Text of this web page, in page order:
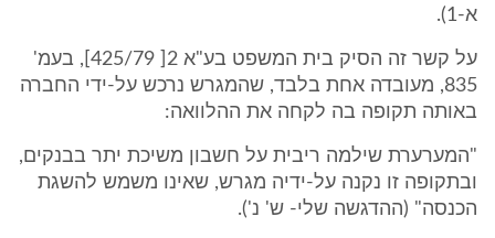
א-1).
על קשר זה הסיק בית המשפט בע"א 2[ 425/79], בעמ'
835, מעובדה אחת בלבד, שהמגרש נרכש על-ידי החברה
באותה תקופה בה לקחה את ההלוואה:
"המערערת שילמה ריבית על חשבון משיכת יתר בבנקים,
ובתקופה זו נקנה על-ידיה מגרש, שאינו משמש להשגת
הכנסה" (ההדגשה שלי- ש' נ').